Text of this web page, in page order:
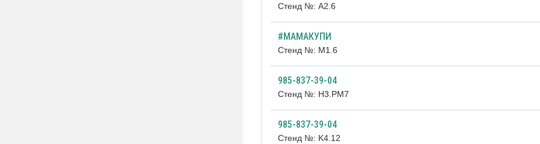
Стенд №: А2.6
#МАМАКУПИ
Стенд №: М1.6
985-837-39-04
Стенд №: H3.РМ7
985-837-39-04
Стенд №: K4.12